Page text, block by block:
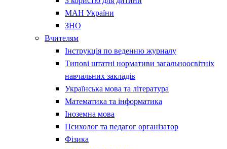
МАН України
ЗНО
Вчителям
Інструкція по веденню журналу
Типові штатні нормативи загальноосвітніх
навчальних закладів
Українська мова та література
Математика та інформатика
Іноземна мова
Психолог та педагог організатор
Фізика